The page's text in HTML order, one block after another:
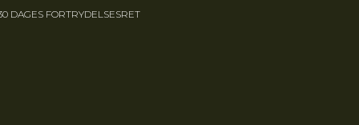
DAGES FORTRYDELSESRET